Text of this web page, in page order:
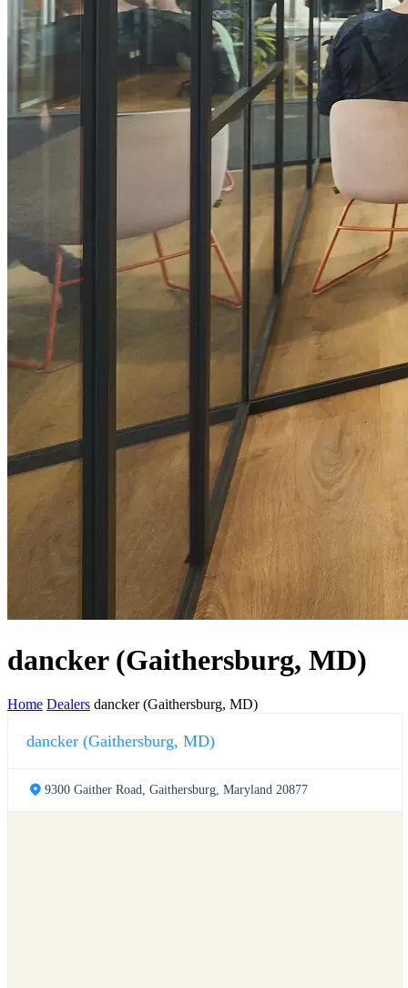
dancker (Gaithersburg, MD)
Home Dealers dancker (Gaithersburg, MD)
dancker (Gaithersburg, MD)
9300 Gaither Road, Gaithersburg, Maryland 20877